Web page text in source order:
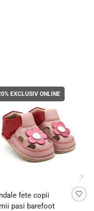
EXCLUSIV ONLINE
fete copii
pasi barefoot